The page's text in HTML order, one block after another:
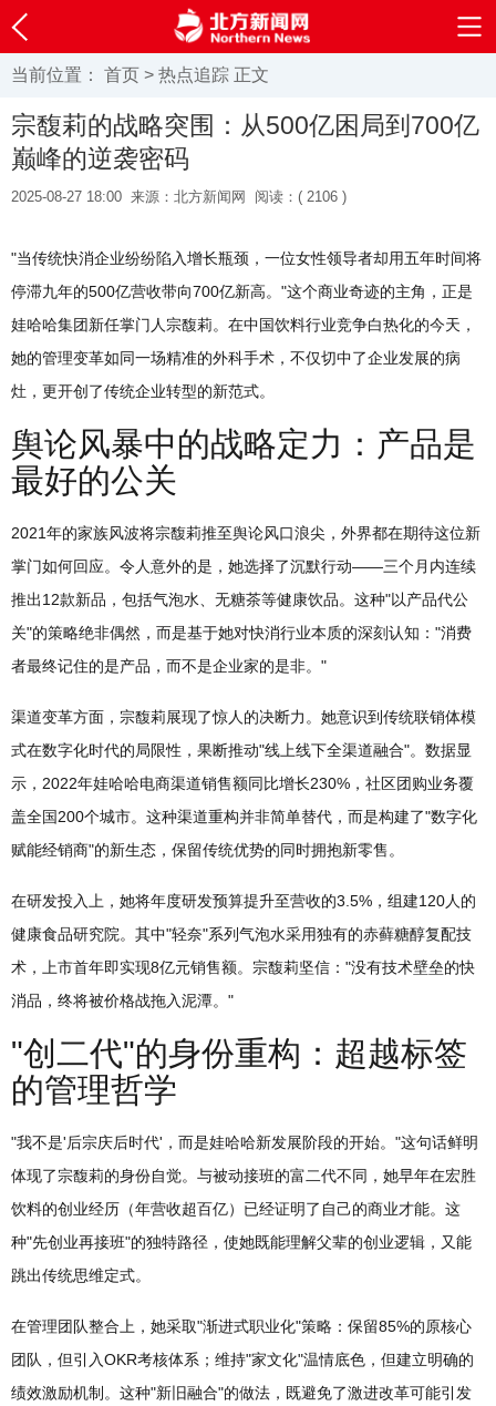
当前位置： 首页 > 热点追踪 正文
宗馥莉的战略突围：从500亿困局到700亿
巅峰的逆袭密码
2025-08-27 18:00 来源：北方新闻网 阅读：( 2106 )
"当传统快消企业纷纷陷入增长瓶颈，一位女性领导者却用五年时间将
停滞九年的500亿营收带向700亿新高。"这个商业奇迹的主角，正是
娃哈哈集团新任掌门人宗馥莉。在中国饮料行业竞争白热化的今天，
她的管理变革如同一场精准的外科手术，不仅切中了企业发展的病
灶，更开创了传统企业转型的新范式。
舆论风暴中的战略定力：产品是
最好的公关
2021年的家族风波将宗馥莉推至舆论风口浪尖，外界都在期待这位新
掌门如何回应。令人意外的是，她选择了沉默行动——三个月内连续
推出12款新品，包括气泡水、无糖茶等健康饮品。这种"以产品代公
关"的策略绝非偶然，而是基于她对快消行业本质的深刻认知："消费
者最终记住的是产品，而不是企业家的是非。"
渠道变革方面，宗馥莉展现了惊人的决断力。她意识到传统联销体模
式在数字化时代的局限性，果断推动"线上线下全渠道融合"。数据显
示，2022年娃哈哈电商渠道销售额同比增长230%，社区团购业务覆
盖全国200个城市。这种渠道重构并非简单替代，而是构建了"数字化
赋能经销商"的新生态，保留传统优势的同时拥抱新零售。
在研发投入上，她将年度研发预算提升至营收的3.5%，组建120人的
健康食品研究院。其中"轻奈"系列气泡水采用独有的赤藓糖醇复配技
术，上市首年即实现8亿元销售额。宗馥莉坚信："没有技术壁垒的快
消品，终将被价格战拖入泥潭。"
"创二代"的身份重构：超越标签
的管理哲学
"我不是'后宗庆后时代'，而是娃哈哈新发展阶段的开始。"这句话鲜明
体现了宗馥莉的身份自觉。与被动接班的富二代不同，她早年在宏胜
饮料的创业经历（年营收超百亿）已经证明了自己的商业才能。这
种"先创业再接班"的独特路径，使她既能理解父辈的创业逻辑，又能
跳出传统思维定式。
在管理团队整合上，她采取"渐进式职业化"策略：保留85%的原核心
团队，但引入OKR考核体系；维持"家文化"温情底色，但建立明确的
绩效激励机制。这种"新旧融合"的做法，既避免了激进改革可能引发